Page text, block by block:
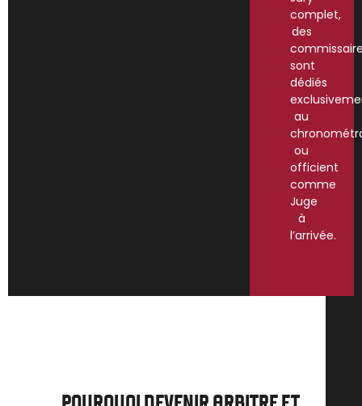
complet,
des
sont
dédiés
au
ou
officient
comme
Juge
à
l’arrivée.